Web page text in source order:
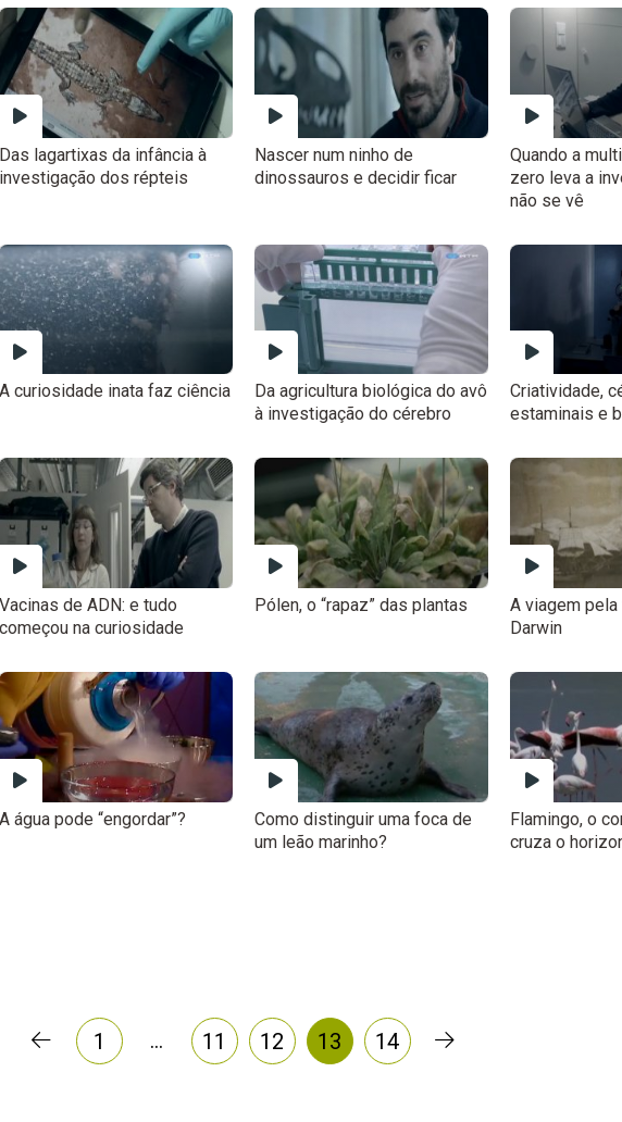
Das lagartixas da infância à
investigação dos répteis
Nascer num ninho de
dinossauros e decidir ficar
Quando a
zero leva a
não se vê
A curiosidade inata faz ciência
Da agricultura biológica do avô
à investigação do cérebro
Criatividade,
estaminais e
Vacinas de ADN: e tudo
começou na curiosidade
Pólen, o “rapaz” das plantas
A viagem
Darwin
A água pode “engordar”?
Como distinguir uma foca de
um leão marinho?
Flamingo, o
cruza o
1 … 11 12 13 14